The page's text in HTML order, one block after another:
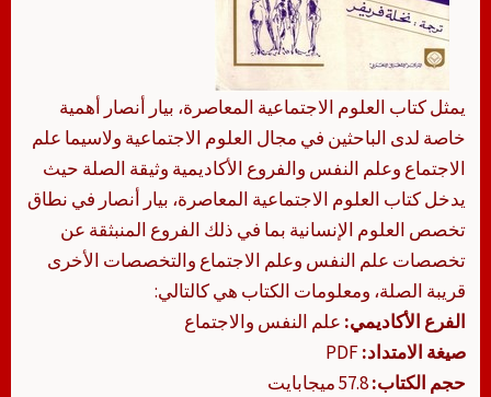
يمثل كتاب العلوم الاجتماعية المعاصرة، بيار أنصار أهمية
خاصة لدى الباحثين في مجال العلوم الاجتماعية ولاسيما علم
الاجتماع وعلم النفس والفروع الأكاديمية وثيقة الصلة حيث
يدخل كتاب العلوم الاجتماعية المعاصرة، بيار أنصار في نطاق
تخصص العلوم الإنسانية بما في ذلك الفروع المنبثقة عن
تخصصات علم النفس وعلم الاجتماع والتخصصات الأخرى
قريبة الصلة، ومعلومات الكتاب هي كالتالي:
الفرع الأكاديمي: علم النفس والاجتماع
صيغة الامتداد:
حجم الكتاب: